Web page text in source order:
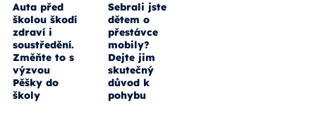
Auta před
školou škodí
zdraví i
soustředění.
Změňte to s
výzvou
Pěšky do
školy
Sebrali jste
dětem o
přestávce
mobily?
Dejte jim
skutečný
důvod k
pohybu